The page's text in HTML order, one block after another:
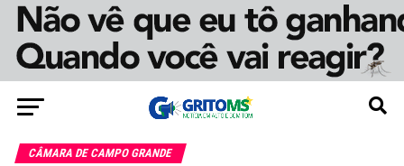
CÂMARA DE CAMPO GRANDE